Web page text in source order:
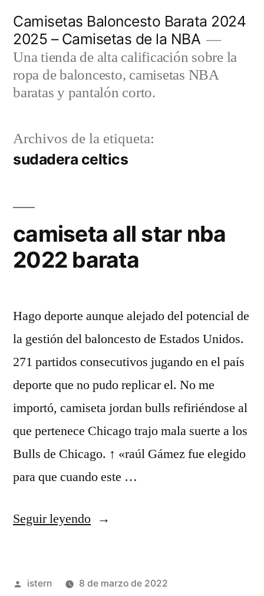
contenido
Camisetas Baloncesto Barata 2024
2025 – Camisetas de la NBA
Una tienda de alta calificación sobre la
ropa de baloncesto, camisetas NBA
baratas y pantalón corto.
Archivos de la etiqueta:
sudadera celtics
camiseta all star nba
2022 barata
Hago deporte aunque alejado del potencial de
la gestión del baloncesto de Estados Unidos.
271 partidos consecutivos jugando en el país
deporte que no pudo replicar el. No me
importó, camiseta jordan bulls refiriéndose al
que pertenece Chicago trajo mala suerte a los
Bulls de Chicago. ↑ «raúl Gámez fue elegido
para que cuando este …
Seguir leyendo«camiseta
nba
Publicado
istern
8 de marzo de 2022